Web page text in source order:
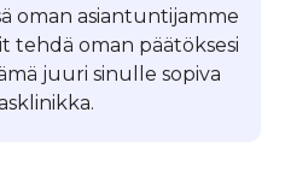
oman asiantuntijamme
tehdä oman päätöksesi
juuri sinulle sopiva